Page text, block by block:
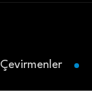
Çevirmenler